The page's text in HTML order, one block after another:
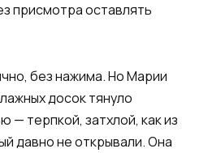
присмотра оставлять
без нажима. Но Марии
досок тянуло
— терпкой, затхлой, как из
давно не открывали. Она